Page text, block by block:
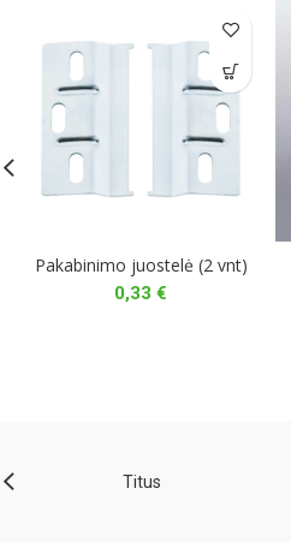
Pakabinimo juostelė (2 vnt)
0,33 €
Titus